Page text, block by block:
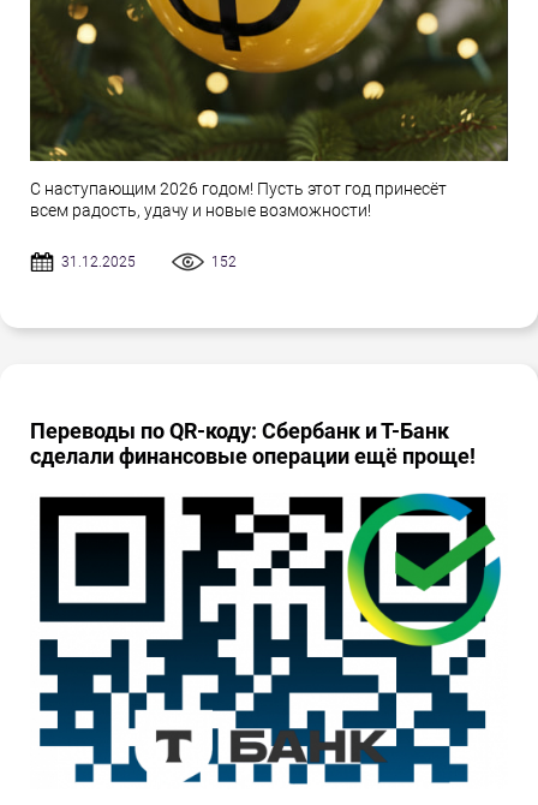
С наступающим 2026 годом! Пусть этот год принесёт
всем радость, удачу и новые возможности!
31.12.2025 152
Переводы по QR-коду: Сбербанк и Т-Банк
сделали финансовые операции ещё проще!